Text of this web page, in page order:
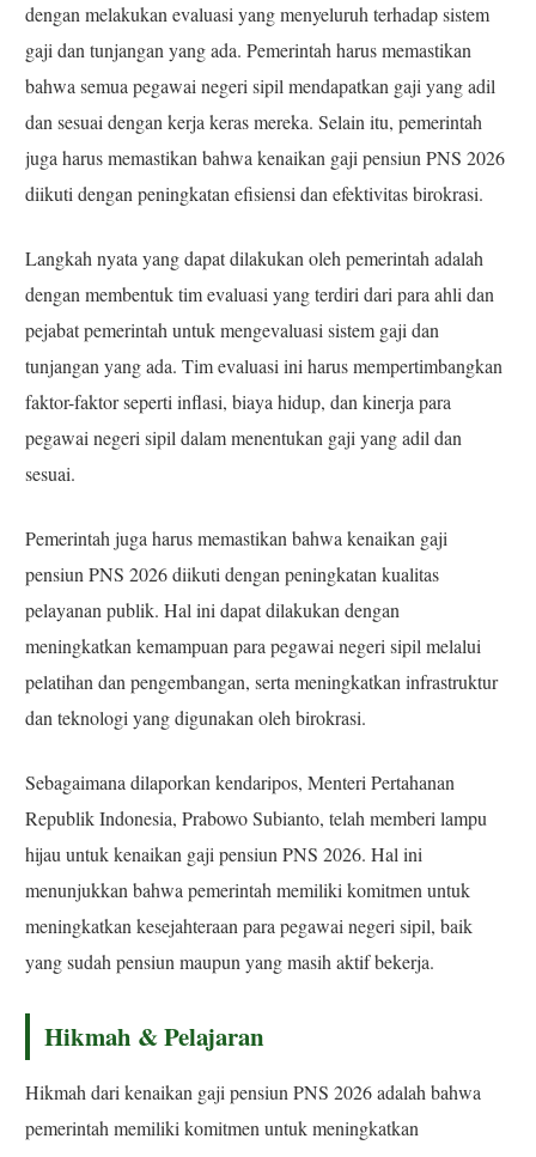
dengan melakukan evaluasi yang menyeluruh terhadap sistem
gaji dan tunjangan yang ada. Pemerintah harus memastikan
bahwa semua pegawai negeri sipil mendapatkan gaji yang adil
dan sesuai dengan kerja keras mereka. Selain itu, pemerintah
juga harus memastikan bahwa kenaikan gaji pensiun PNS 2026
diikuti dengan peningkatan efisiensi dan efektivitas birokrasi.
Langkah nyata yang dapat dilakukan oleh pemerintah adalah
dengan membentuk tim evaluasi yang terdiri dari para ahli dan
pejabat pemerintah untuk mengevaluasi sistem gaji dan
tunjangan yang ada. Tim evaluasi ini harus mempertimbangkan
faktor-faktor seperti inflasi, biaya hidup, dan kinerja para
pegawai negeri sipil dalam menentukan gaji yang adil dan
sesuai.
Pemerintah juga harus memastikan bahwa kenaikan gaji
pensiun PNS 2026 diikuti dengan peningkatan kualitas
pelayanan publik. Hal ini dapat dilakukan dengan
meningkatkan kemampuan para pegawai negeri sipil melalui
pelatihan dan pengembangan, serta meningkatkan infrastruktur
dan teknologi yang digunakan oleh birokrasi.
Sebagaimana dilaporkan kendaripos, Menteri Pertahanan
Republik Indonesia, Prabowo Subianto, telah memberi lampu
hijau untuk kenaikan gaji pensiun PNS 2026. Hal ini
menunjukkan bahwa pemerintah memiliki komitmen untuk
meningkatkan kesejahteraan para pegawai negeri sipil, baik
yang sudah pensiun maupun yang masih aktif bekerja.
Hikmah & Pelajaran
Hikmah dari kenaikan gaji pensiun PNS 2026 adalah bahwa
pemerintah memiliki komitmen untuk meningkatkan